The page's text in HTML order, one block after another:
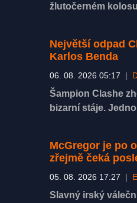
žlutočerném
Největší odpad
Karlos Benda
06. 08. 2026 05:17 |
Šampion Clashe
bizarní stáje.
McGregor je po
zřejmě čeká
05. 08. 2026 17:27 |
Slavný irský